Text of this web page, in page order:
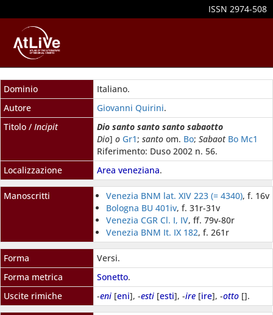
ISSN 2974-508
Dominio
Italiano.
Autore
Giovanni Quirini.
Titolo / Incipit
Dio santo santo santo sabaotto
Dio]o Gr1;santo om. Bo;Sabaot Bo Mc1
Riferimento: Duso 2002 n. 56.
Localizzazione
Area veneziana.
Manoscritti Venezia BNM lat. XIV 223 (= 4340), f. 16v
Bologna BU 401iv, f. 31r-31v
Venezia CGR Cl. I, IV, ff. 79v-80r
Venezia BNM It. IX 182, f. 261r
Forma
Versi.
Forma metrica
Sonetto.
Uscite rimiche
-eni [eni], -esti [esti], -ire [ire], -otto [].